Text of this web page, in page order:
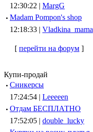
12:30:22 | MargG
· Madam Pompon's shop
12:18:33 | Vladkina_mama
[ перейти на форум ]
Купи-продай
· Сникерсы
17:24:54 | Leeeeen
· Отдам БЕСПЛАТНО
17:52:05 | double_lucky